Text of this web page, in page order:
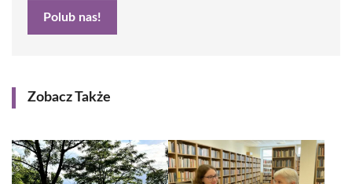
Polub nas!
Zobacz Także